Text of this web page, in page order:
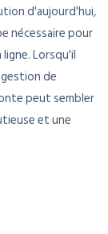
d'aujourd'hui,
nécessaire pour
Lorsqu'il
de
peut sembler
et une